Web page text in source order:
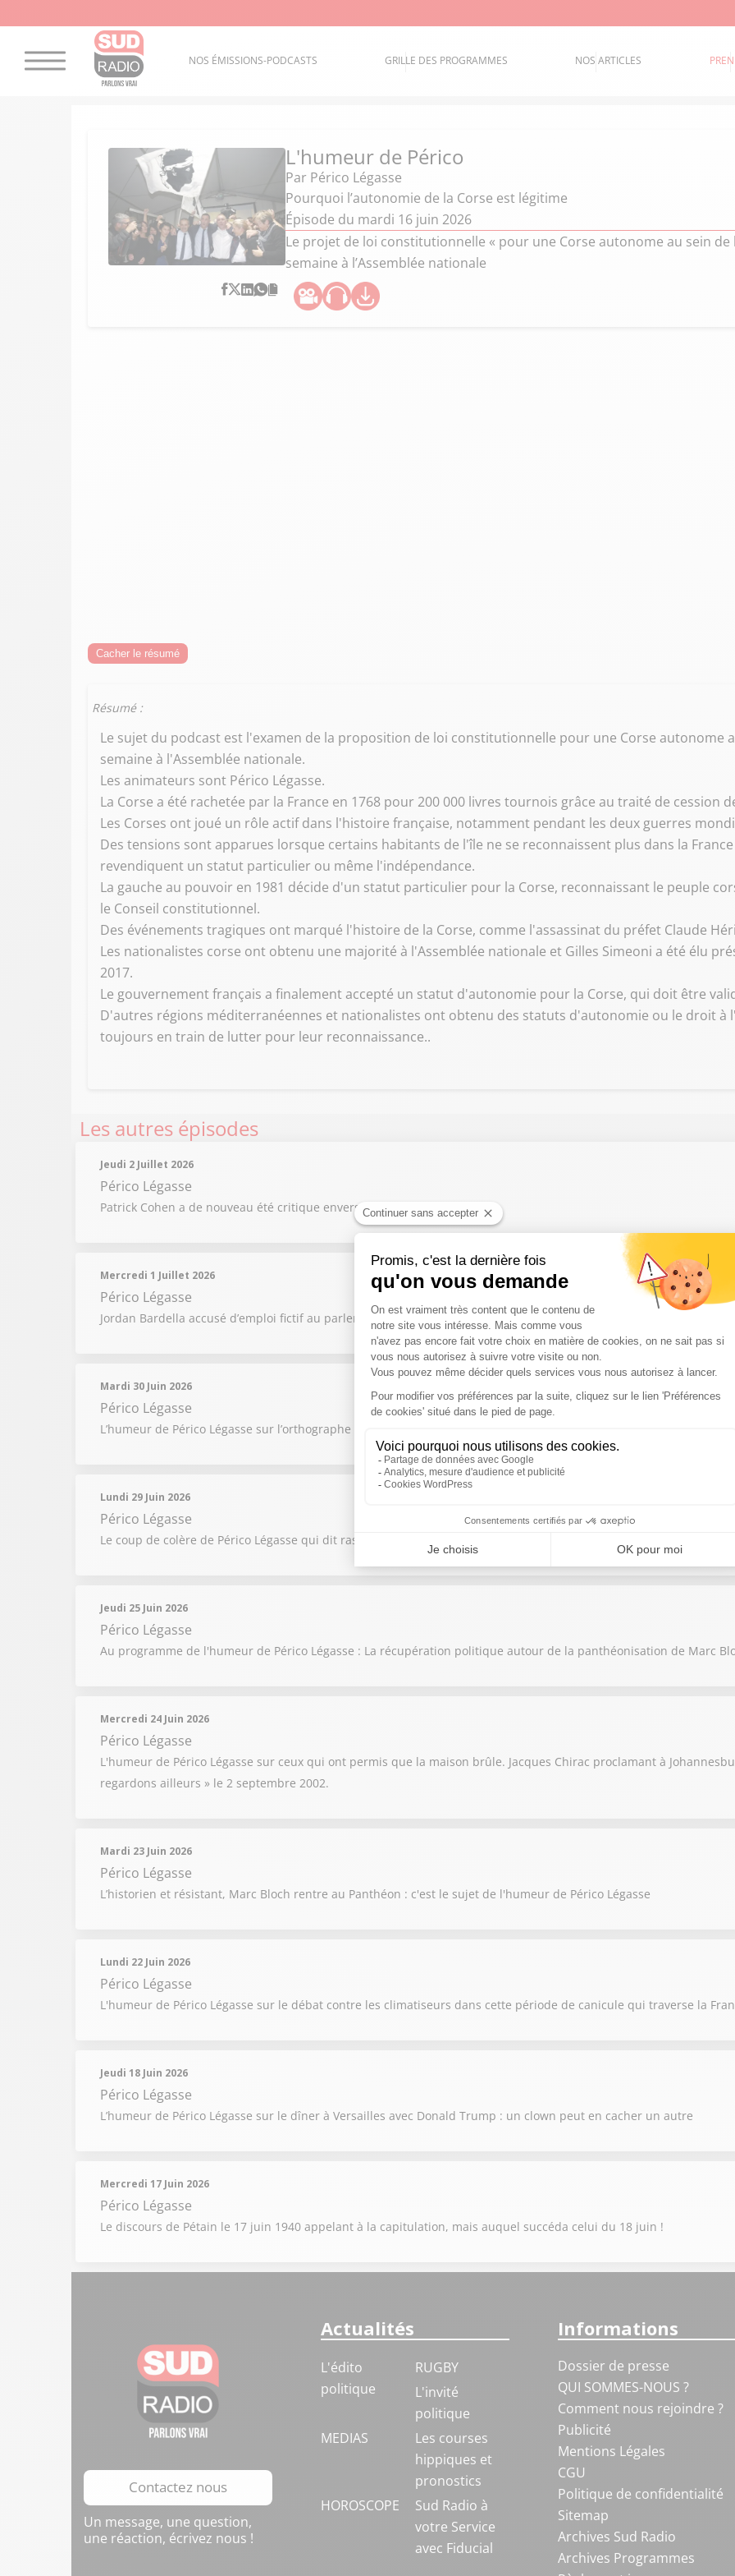
NOS ÉMISSIONS-PODCASTS GRILLE DES PROGRAMMES NOS ARTICLES
L'humeur de Périco
Par Périco Légasse
Pourquoi l’autonomie de la Corse est légitime
Épisode du mardi 16 juin 2026
Le projet de loi constitutionnelle « pour une Corse autonome au sein de
semaine à l’Assemblée nationale
Cacher le résumé
Résumé :
Le sujet du podcast est l'examen de la proposition de loi constitutionnelle pour une Corse autonome
semaine à l'Assemblée nationale.
Les animateurs sont Périco Légasse.
La Corse a été rachetée par la France en 1768 pour 200 000 livres tournois grâce au traité de cession
Les Corses ont joué un rôle actif dans l'histoire française, notamment pendant les deux guerres
Des tensions sont apparues lorsque certains habitants de l'île ne se reconnaissent plus dans la
revendiquent un statut particulier ou même l'indépendance.
La gauche au pouvoir en 1981 décide d'un statut particulier pour la Corse, reconnaissant le peuple
le Conseil constitutionnel.
Des événements tragiques ont marqué l'histoire de la Corse, comme l'assassinat du préfet Claude
Les nationalistes corse ont obtenu une majorité à l'Assemblée nationale et Gilles Simeoni a été élu
2017.
Le gouvernement français a finalement accepté un statut d'autonomie pour la Corse, qui doit être
D'autres régions méditerranéennes et nationalistes ont obtenu des statuts d'autonomie ou le droit à
toujours en train de lutter pour leur reconnaissance..
Les autres épisodes
Jeudi 2 Juillet 2026
Périco Légasse
Patrick Cohen a de nouveau été critique envers CNews
Mercredi 1 Juillet 2026
Périco Légasse
Jordan Bardella accusé d’emploi fictif au parlement européen du 16 février au 30 juin… 2015. Quel heureux hasard
Mardi 30 Juin 2026
Périco Légasse
L’humeur de Périco Légasse sur l’orthographe des élèves françaises lors des épreuves du baccalauréat
Lundi 29 Juin 2026
Périco Légasse
Le coup de colère de Périco Légasse qui dit ras le bol des juges qui se croient au dessus des lois.
Jeudi 25 Juin 2026
Périco Légasse
Au programme de l'humeur de Périco Légasse : La récupération politique autour de la panthéonisation de Marc
Mercredi 24 Juin 2026
Périco Légasse
L'humeur de Périco Légasse sur ceux qui ont permis que la maison brûle. Jacques Chirac proclamant à
regardons ailleurs » le 2 septembre 2002.
Mardi 23 Juin 2026
Périco Légasse
L’historien et résistant, Marc Bloch rentre au Panthéon : c'est le sujet de l'humeur de Périco Légasse
Lundi 22 Juin 2026
Périco Légasse
L'humeur de Périco Légasse sur le débat contre les climatiseurs dans cette période de canicule qui traverse la
Jeudi 18 Juin 2026
Périco Légasse
L’humeur de Périco Légasse sur le dîner à Versailles avec Donald Trump : un clown peut en cacher un autre
Mercredi 17 Juin 2026
Périco Légasse
Le discours de Pétain le 17 juin 1940 appelant à la capitulation, mais auquel succéda celui du 18 juin !
Contactez nous
Un message, une question,
une réaction, écrivez nous !
Actualités
L'édito
politique
RUGBY
L'invité
politique
MEDIAS
Les courses
hippiques et
pronostics
HOROSCOPE
Sud Radio à
votre Service
avec Fiducial
Informations
Dossier de presse
QUI SOMMES-NOUS ?
Comment nous rejoindre ?
Publicité
Mentions Légales
CGU
Politique de confidentialité
Sitemap
Archives Sud Radio
Archives Programmes